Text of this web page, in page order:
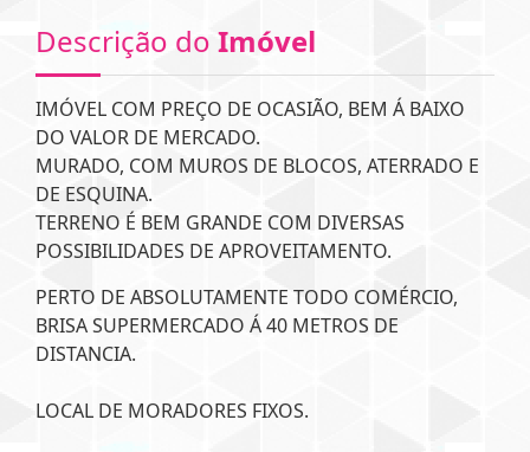
Descrição do Imóvel
IMÓVEL COM PREÇO DE OCASIÃO, BEM Á BAIXO
DO VALOR DE MERCADO.
MURADO, COM MUROS DE BLOCOS, ATERRADO E
DE ESQUINA.
TERRENO É BEM GRANDE COM DIVERSAS
POSSIBILIDADES DE APROVEITAMENTO.
PERTO DE ABSOLUTAMENTE TODO COMÉRCIO,
BRISA SUPERMERCADO Á 40 METROS DE
DISTANCIA.
LOCAL DE MORADORES FIXOS.